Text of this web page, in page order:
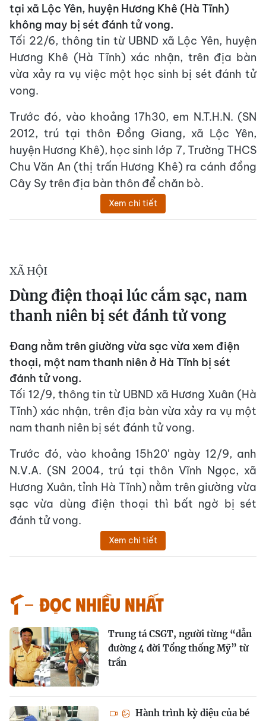
tại xã Lộc Yên, huyện Hương Khê (Hà Tĩnh)
không may bị sét đánh tử vong.
Tối 22/6, thông tin từ UBND xã Lộc Yên, huyện
Hương Khê (Hà Tĩnh) xác nhận, trên địa bàn
vừa xảy ra vụ việc một học sinh bị sét đánh tử
vong.
Trước đó, vào khoảng 17h30, em N.T.H.N. (SN
2012, trú tại thôn Đồng Giang, xã Lộc Yên,
huyện Hương Khê), học sinh lớp 7, Trường THCS
Chu Văn An (thị trấn Hương Khê) ra cánh đồng
Cây Sy trên địa bàn thôn để chăn bò.
Xem chi tiết
XÃ HỘI
Dùng điện thoại lúc cắm sạc, nam
thanh niên bị sét đánh tử vong
Đang nằm trên giường vừa sạc vừa xem điện
thoại, một nam thanh niên ở Hà Tĩnh bị sét
đánh tử vong.
Tối 12/9, thông tin từ UBND xã Hương Xuân (Hà
Tĩnh) xác nhận, trên địa bàn vừa xảy ra vụ một
nam thanh niên bị sét đánh tử vong.
Trước đó, vào khoảng 15h20' ngày 12/9, anh
N.V.A. (SN 2004, trú tại thôn Vĩnh Ngọc, xã
Hương Xuân, tỉnh Hà Tĩnh) nằm trên giường vừa
sạc vừa dùng điện thoại thì bất ngờ bị sét
đánh tử vong.
Xem chi tiết
Đọc nhiều nhất
Trung tá CSGT, người từng “dẫn
đường 4 đời Tổng thống Mỹ” từ
trần
Hành trình kỳ diệu của bé